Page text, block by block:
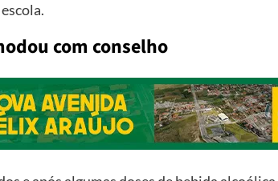
com conselho